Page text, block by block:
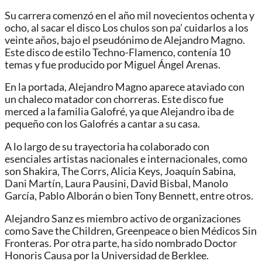
Su carrera comenzó en el año mil novecientos ochenta y
ocho, al sacar el disco Los chulos son pa’ cuidarlos a los
veinte años, bajo el pseudónimo de Alejandro Magno.
Este disco de estilo Techno-Flamenco, contenía 10
temas y fue producido por Miguel Ángel Arenas.
En la portada, Alejandro Magno aparece ataviado con
un chaleco matador con chorreras. Este disco fue
merced a la familia Galofré, ya que Alejandro iba de
pequeño con los Galofrés a cantar a su casa.
A lo largo de su trayectoria ha colaborado con
esenciales artistas nacionales e internacionales, como
son Shakira, The Corrs, Alicia Keys, Joaquín Sabina,
Dani Martín, Laura Pausini, David Bisbal, Manolo
García, Pablo Alborán o bien Tony Bennett, entre otros.
Alejandro Sanz es miembro activo de organizaciones
como Save the Children, Greenpeace o bien Médicos Sin
Fronteras. Por otra parte, ha sido nombrado Doctor
Honoris Causa por la Universidad de Berklee.